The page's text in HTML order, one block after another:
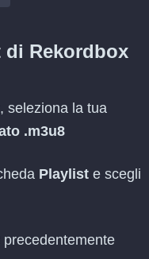
di Rekordbox
seleziona la tua
.m3u8
Playlist e scegli
precedentemente